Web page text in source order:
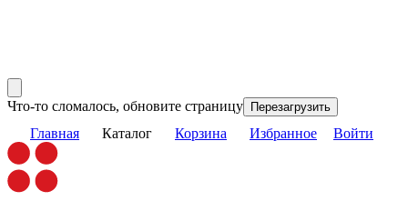
Что-то сломалось, обновите страницу Перезагрузить
Главная Каталог Корзина Избранное Войти